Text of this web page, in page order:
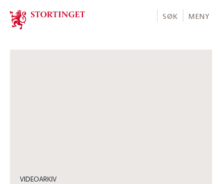
Stortinget.no
SØK MENY
VIDEOARKIV